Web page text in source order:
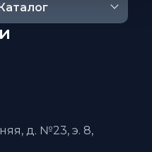
Каталог
д. №23, э. 8,